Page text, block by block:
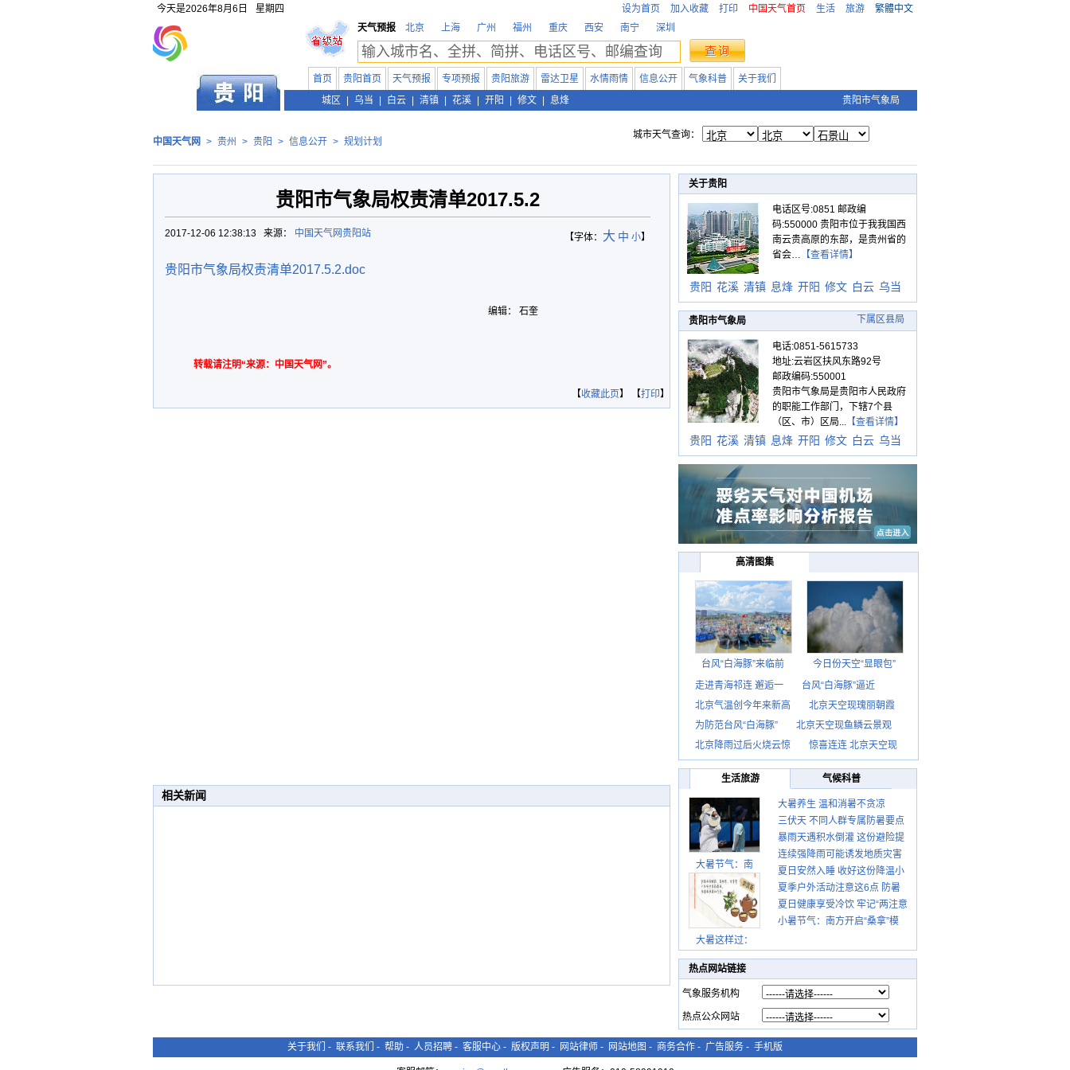
今天是2026年8月6日 星期四 设为首页 加入收藏 打印 中国天气首页 生活 旅游
繁體中文
天气预报
北京 上海 广州 福州 重庆 西安 南宁 深圳
首页 贵阳首页 天气预报 专项预报 贵阳旅游 雷达卫星 水情雨情 信息公开 气象科普
关于我们
城区
乌当 白云 清镇 花溪 开阳 修文 息烽 贵阳市气象局
中国天气网 > 贵州 > 贵阳 > 信息公开 > 规划计划
城市天气查询：
贵阳市气象局权责清单2017.5.2
【字体： 大 中 小】
2017-12-06 12:38:13 来源： 中国天气网贵阳站
贵阳市气象局权责清单2017.5.2.doc
编辑： 石奎
转载请注明“来源：中国天气网”。
【收藏此页】 【打印】
相关新闻
关于贵阳
电话区号:0851 邮政编
码:550000 贵阳市位于我我国西
南云贵高原的东部，是贵州省的
省会… 【查看详情】
贵阳 花溪 清镇 息烽 开阳 修文 白云 乌当
贵阳市气象局 下属区县局
电话:0851-5615733
地址:云岩区扶风东路92号
邮政编码:550001
贵阳市气象局是贵阳市人民政府
的职能工作部门，下辖7个县
（区、市）区局... 【查看详情】
贵阳 花溪 清镇 息烽 开阳 修文 白云 乌当
高清图集
台风“白海豚”来临前
今日份天空“显眼包”
走进青海祁连 邂逅一
台风“白海豚”逼近
北京气温创今年来新高
北京天空现瑰丽朝霞
为防范台风“白海豚”
北京天空现鱼鳞云景观
北京降雨过后火烧云惊
惊喜连连 北京天空现
生活旅游 气候科普
大暑节气：南
大暑这样过：
大暑养生 温和消暑不贪凉
三伏天 不同人群专属防暑要点
请收好
暴雨天遇积水倒灌 这份避险提
示请收好
连续强降雨可能诱发地质灾害
这些前兆要知道
夏日安然入睡 收好这份降温小
贴士
夏季户外活动注意这6点 防暑
健身两不误
夏日健康享受冷饮 牢记“两注意
一控制”
小暑节气：南方开启“桑拿”模
热点网站链接
气象服务机构
热点公众网站
关于我们 - 联系我们 - 帮助 - 人员招聘 - 客服中心 - 版权声明 - 网站律师 - 网站地图 - 商务合作 - 广告服务 - 手机版